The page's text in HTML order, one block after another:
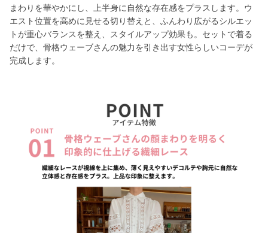
まわりを華やかにし、上半身に自然な存在感をプラスします。ウ
エスト位置を高めに見せる切り替えと、ふんわり広がるシルエッ
トが重心バランスを整え、スタイルアップ効果も。セットで着る
だけで、骨格ウェーブさんの魅力を引き出す女性らしいコーデが
完成します。